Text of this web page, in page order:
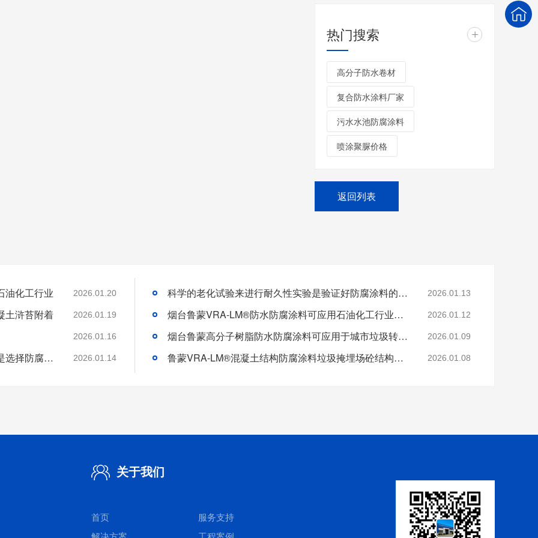
热门搜索 +
高分子防水卷材
复合防水涂料厂家
污水水池防腐涂料
喷涂聚脲价格
返回列表
油化工行业 2026.01.20
土浒苔附着 2026.01.19
2026.01.16
分析好腐蚀介质腐蚀机理和待涂刷材料特性是选择防腐涂料的基础 2026.01.14
科学的老化试验来进行耐久性实验是验证好防腐涂料的途径 2026.01.13
烟台鲁蒙VRA-LM®防水防腐涂料可应用石油化工行业防腐防水 2026.01.12
烟台鲁蒙高分子树脂防水防腐涂料可应用于城市垃圾转运车 2026.01.09
鲁蒙VRA-LM®混凝土结构防腐涂料垃圾掩埋场砼结构防腐 2026.01.08
关于我们
首页
服务支持